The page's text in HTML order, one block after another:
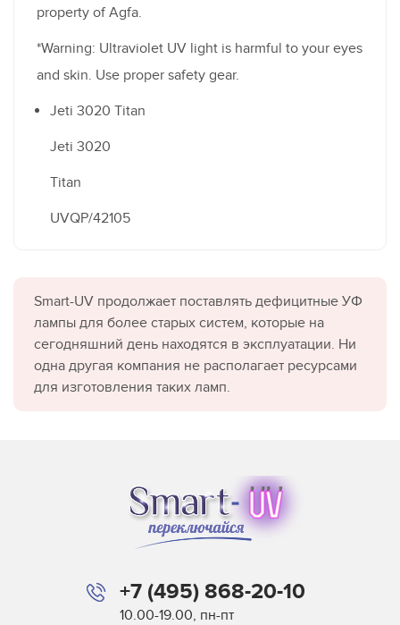
property of Agfa.
*Warning: Ultraviolet UV light is harmful to your eyes
and skin. Use proper safety gear.
Jeti 3020 Titan
Jeti 3020
Titan
UVQP/42105
Smart-UV продолжает поставлять дефицитные УФ
лампы для более старых систем, которые на
сегодняшний день находятся в эксплуатации. Ни
одна другая компания не располагает ресурсами
для изготовления таких ламп.
+7 (495) 868-20-10
10.00-19.00, пн-пт